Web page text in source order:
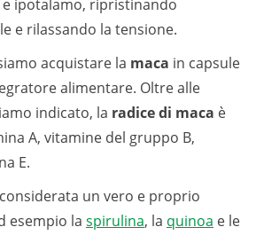
ipotalamo, ripristinando
e rilassando la tensione.
acquistare la maca in capsule
alimentare. Oltre alle
indicato, la radice di maca è
A, vitamine del gruppo B,
E.
un vero e proprio
esempio la spirulina, la quinoa e le